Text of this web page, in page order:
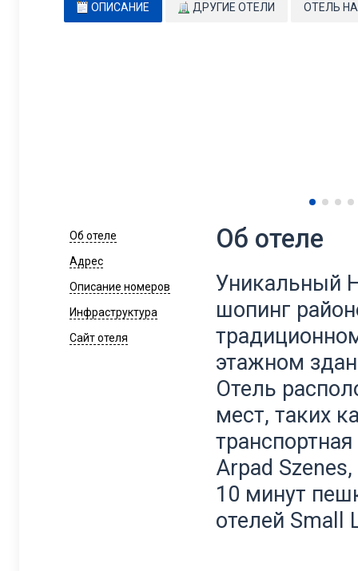
ОПИСАНИЕ ДРУГИЕ ОТЕЛИ ОТЕЛЬ
Об отеле
Адрес
Описание номеров
Инфраструктура
Сайт отеля
Об отеле
Уникальный
шопинг
этажном
Отель
мест, таких
Arpad
10 минут
отелей Small